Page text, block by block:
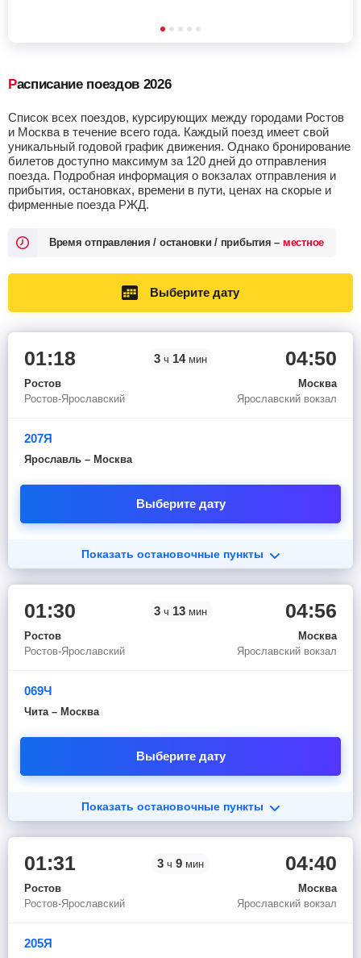
Расписание поездов 2026
Список всех поездов, курсирующих между городами Ростов
и Москва в течение всего года. Каждый поезд имеет свой
уникальный годовой график движения. Однако бронирование
билетов доступно максимум за 120 дней до отправления
поезда. Подробная информация о вокзалах отправления и
прибытия, остановках, времени в пути, ценах на скорые и
фирменные поезда РЖД.
Время отправления / остановки / прибытия – местное
Выберите дату
01:18
Ростов
Ростов-Ярославский
3 ч 14 мин 04:50
Москва
Ярославский вокзал
207Я
Ярославль – Москва
Выберите дату
Показать остановочные пункты
01:30
Ростов
Ростов-Ярославский
3 ч 13 мин 04:56
Москва
Ярославский вокзал
069Ч
Чита – Москва
Выберите дату
Показать остановочные пункты
01:31
Ростов
Ростов-Ярославский
3 ч 9 мин 04:40
Москва
Ярославский вокзал
205Я